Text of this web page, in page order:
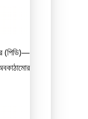
(পিডি)—